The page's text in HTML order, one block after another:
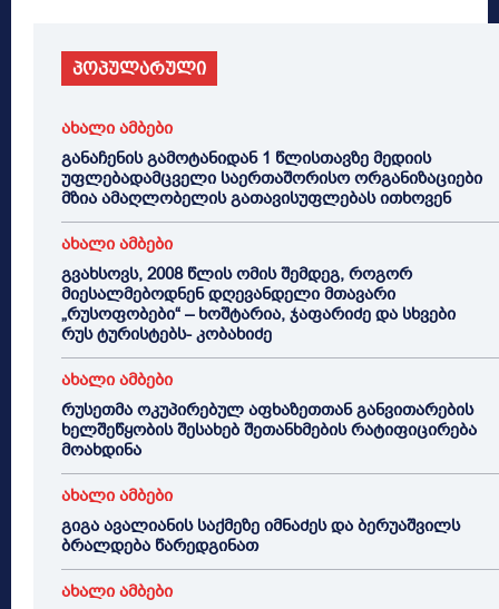
პოპულარული
ახალი ამბები
განაჩენის გამოტანიდან 1 წლისთავზე მედიის
უფლებადამცველი საერთაშორისო ორგანიზაციები
მზია ამაღლობელის გათავისუფლებას ითხოვენ
ახალი ამბები
გვახსოვს, 2008 წლის ომის შემდეგ, როგორ
მიესალმებოდნენ დღევანდელი მთავარი
„რუსოფობები“ – ხოშტარია, ჯაფარიძე და სხვები
რუს ტურისტებს- კობახიძე
ახალი ამბები
რუსეთმა ოკუპირებულ აფხაზეთთან განვითარების
ხელშეწყობის შესახებ შეთანხმების რატიფიცირება
მოახდინა
ახალი ამბები
გიგა ავალიანის საქმეზე იმნაძეს და ბერუაშვილს
ბრალდება წარედგინათ
ახალი ამბები